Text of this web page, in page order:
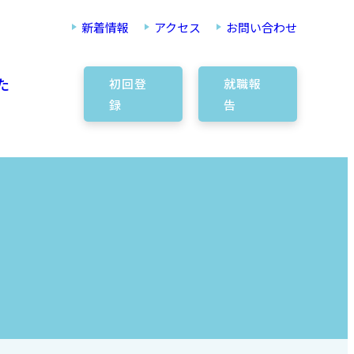
新着情報 アクセス お問い合わせ
初回登
録
就職報
告